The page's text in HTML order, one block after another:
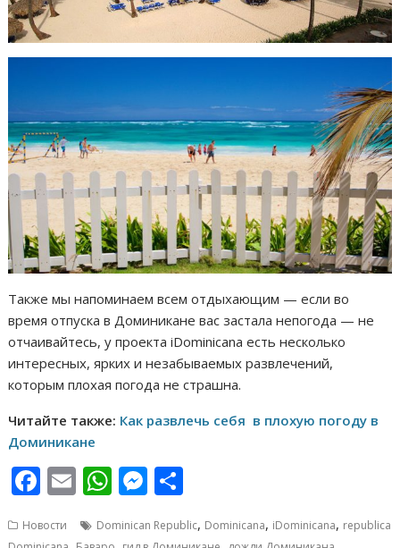
Также мы напоминаем всем отдыхающим — если во
время отпуска в Доминикане вас застала непогода — не
отчаивайтесь, у проекта iDominicana есть несколько
интересных, ярких и незабываемых развлечений,
которым плохая погода не страшна.
Читайте также: Как развлечь себя в плохую погоду в
Доминикане
F
e
E
ai
W
at
M
ss п
Новости Dominican Republic, Dominicana, iDominicana, republica